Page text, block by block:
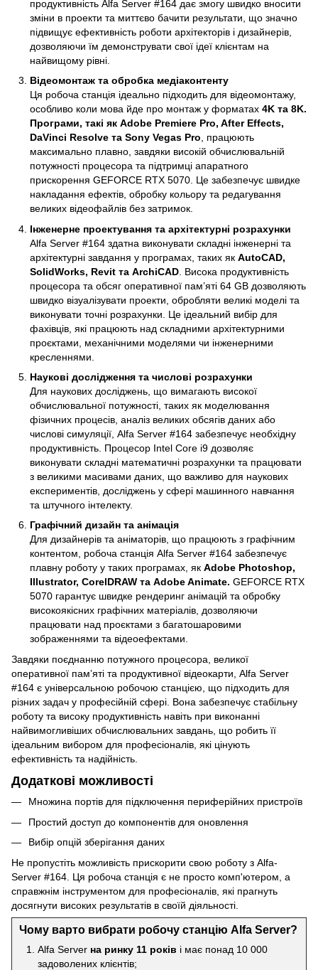
продуктивність Alfa Server #164 дає змогу швидко вносити
зміни в проекти та миттєво бачити результати, що значно
підвищує ефективність роботи архітекторів і дизайнерів,
дозволяючи їм демонструвати свої ідеї клієнтам на
найвищому рівні.
Відеомонтаж та обробка медіаконтенту
Ця робоча станція ідеально підходить для відеомонтажу,
особливо коли мова йде про монтаж у форматах 4K та 8K.
Програми, такі як Adobe Premiere Pro, After Effects,
DaVinci Resolve та Sony Vegas Pro, працюють
максимально плавно, завдяки високій обчислювальній
потужності процесора та підтримці апаратного
прискорення GEFORCE RTX 5070. Це забезпечує швидке
накладання ефектів, обробку кольору та редагування
великих відеофайлів без затримок.
Інженерне проектування та архітектурні розрахунки
Alfa Server #164 здатна виконувати складні інженерні та
архітектурні завдання у програмах, таких як AutoCAD,
SolidWorks, Revit та ArchiCAD . Висока продуктивність
процесора та обсяг оперативної пам’яті 64 GB дозволяють
швидко візуалізувати проекти, обробляти великі моделі та
виконувати точні розрахунки. Це ідеальний вибір для
фахівців, які працюють над складними архітектурними
проєктами, механічними моделями чи інженерними
кресленнями.
Наукові дослідження та числові розрахунки
Для наукових досліджень, що вимагають високої
обчислювальної потужності, таких як моделювання
фізичних процесів, аналіз великих обсягів даних або
числові симуляції, Alfa Server #164 забезпечує необхідну
продуктивність. Процесор Intel Core i9 дозволяє
виконувати складні математичні розрахунки та працювати
з великими масивами даних, що важливо для наукових
експериментів, досліджень у сфері машинного навчання
та штучного інтелекту.
Графічний дизайн та анімація
Для дизайнерів та аніматорів, що працюють з графічним
контентом, робоча станція Alfa Server #164 забезпечує
плавну роботу у таких програмах, як Adobe Photoshop,
Illustrator, CorelDRAW та Adobe Animate. GEFORCE RTX
5070 гарантує швидке рендеринг анімацій та обробку
високоякісних графічних матеріалів, дозволяючи
працювати над проєктами з багатошаровими
зображеннями та відеоефектами.
Завдяки поєднанню потужного процесора, великої
оперативної пам’яті та продуктивної відеокарти, Alfa Server
#164 є універсальною робочою станцією, що підходить для
різних задач у професійній сфері. Вона забезпечує стабільну
роботу та високу продуктивність навіть при виконанні
найвимогливіших обчислювальних завдань, що робить її
ідеальним вибором для професіоналів, які цінують
ефективність та надійність.
Додаткові можливості
Множина портів для підключення периферійних пристроїв
Простий доступ до компонентів для оновлення
Вибір опцій зберігання даних
Не пропустіть можливість прискорити свою роботу з Alfa-
Server #164. Ця робоча станція є не просто комп'ютером, а
справжнім інструментом для професіоналів, які прагнуть
досягнути високих результатів в своїй діяльності.
Чому варто вибрати робочу станцію Alfa Server?
Alfa Server на ринку 11 років і має понад 10 000
задоволених клієнтів;